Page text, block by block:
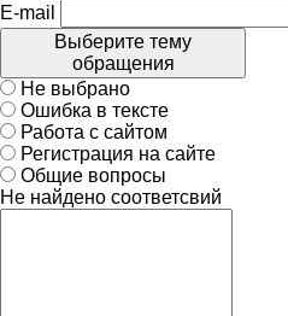
E-mail
Выберите тему
обращения
Не выбрано
Ошибка в тексте
Работа с сайтом
Регистрация на сайте
Общие вопросы
Не найдено соответсвий